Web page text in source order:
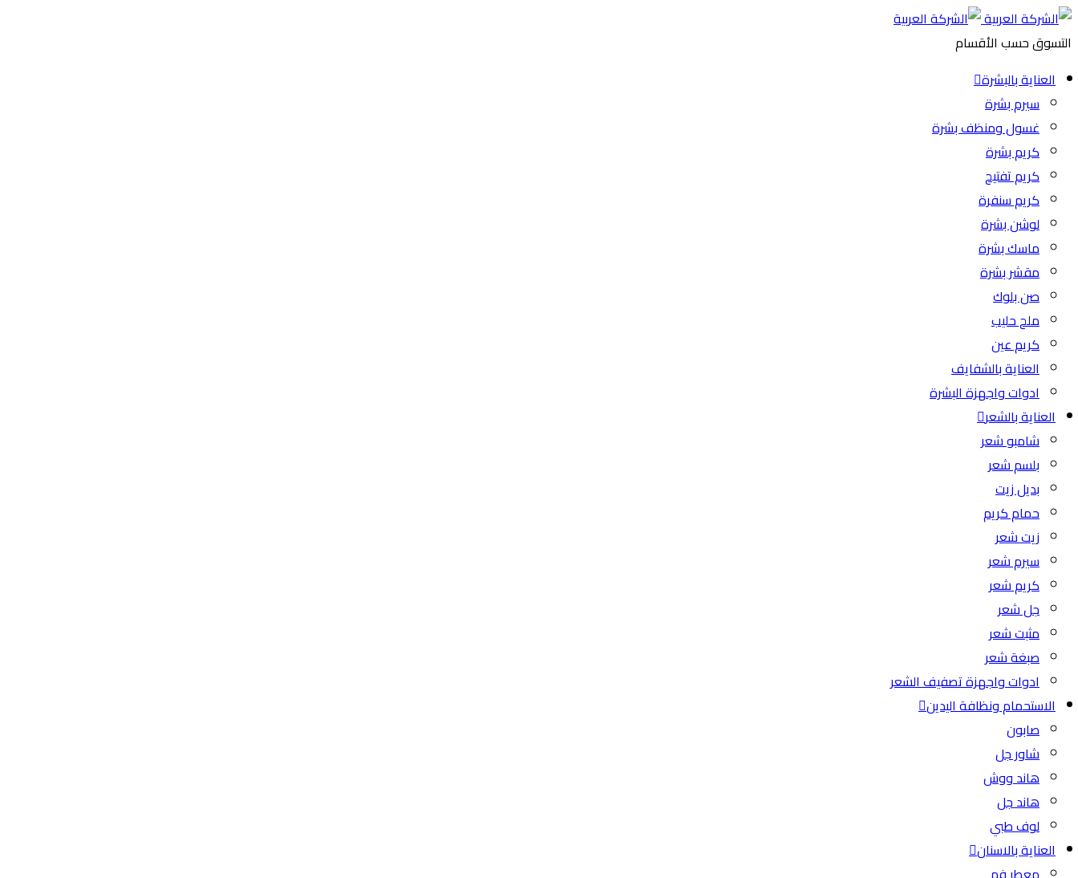
التسوق حسب الأقسام
العناية بالبشرة
سيرم بشرة
غسول ومنظف بشرة
كريم بشرة
كريم تفتيح
كريم سنفرة
لوشن بشرة
ماسك بشرة
مقشر بشرة
صن بلوك
ملح حليب
كريم عين
العناية بالشفايف
ادوات واجهزة البشرة
العناية بالشعر
شامبو شعر
بلسم شعر
بديل زيت
حمام كريم
زيت شعر
سيرم شعر
كريم شعر
جل شعر
مثبت شعر
صبغة شعر
ادوات واجهزة تصفيف الشعر
الاستحمام ونظافة اليدين
صابون
شاور جل
هاند ووش
هاند جل
لوف طبي
العناية بالاسنان